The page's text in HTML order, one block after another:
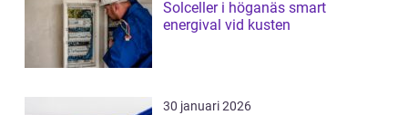
Solceller i höganäs smart
energival vid kusten
30 januari 2026